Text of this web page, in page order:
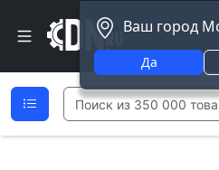
Ваш город
Да